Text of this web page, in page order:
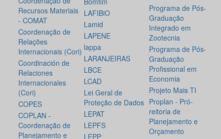
Recursos Materiais
- COMAT
Coordenação de
Relações
Internacionais (Cori)
Coordinación de
Relaciones
Internacionales
(Cori)
COPES
COPLAN -
Coordenação de
Planejamento e
LAFIBiO
Lamid
LAPENE
lappa
LARANJEIRAS
LBCE
LCAD
Lei Geral de
Proteção de Dados
LEPAT
LEPFS
LEPP
Programa de Pós-
Graduação
Integrado em
Zootecnia
Programa de Pós-
Graduação
Profissional em
Economia
Projeto Mais TI
Proplan - Pró-
reitoria de
Planejamento e
Orçamento